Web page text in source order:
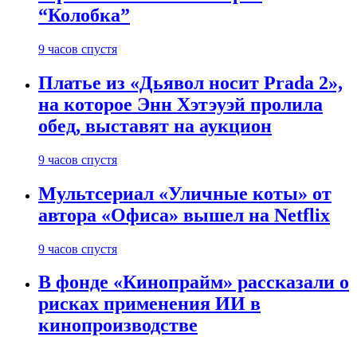
“Колобка”
9 часов спустя
Платье из «Дьявол носит Prada 2»,
на которое Энн Хэтэуэй пролила
обед, выставят на аукцион
9 часов спустя
Мультсериал «Уличные коты» от
автора «Офиса» вышел на Netflix
9 часов спустя
В фонде «Кинопрайм» рассказали о
рисках применения ИИ в
кинопроизводстве